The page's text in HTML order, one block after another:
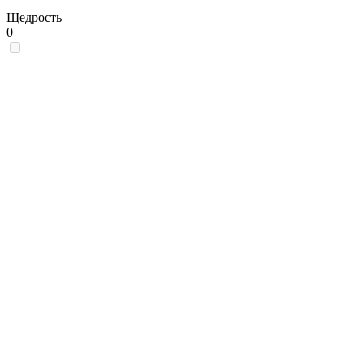
Щедрость
0